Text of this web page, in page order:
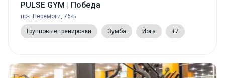
PULSE GYM | Победа
пр-т Перемоги, 76-Б
Групповые тренировки Зумба Йога +7